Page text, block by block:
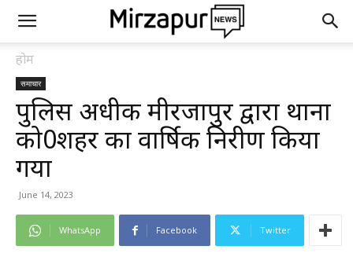
होम
समाचार
पुलिस अधीक्षक मीरजापुर द्वारा थाना
को0शहर का वार्षिक निरीक्षण किया
गया
June 14, 2023
WhatsApp Facebook Twitter